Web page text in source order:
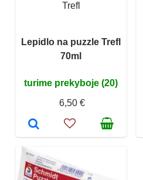
Trefl
Lepidlo na puzzle Trefl
70ml
turime prekyboje (20)
6,50 €